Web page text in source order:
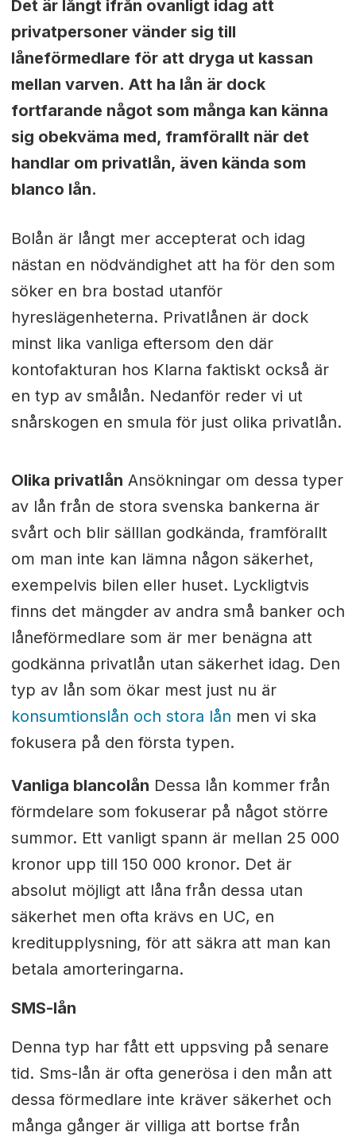
Det är långt ifrån ovanligt idag att
privatpersoner vänder sig till
låneförmedlare för att dryga ut kassan
mellan varven. Att ha lån är dock
fortfarande något som många kan känna
sig obekväma med, framförallt när det
handlar om privatlån, även kända som
blanco lån.
Bolån är långt mer accepterat och idag
nästan en nödvändighet att ha för den som
söker en bra bostad utanför
hyreslägenheterna. Privatlånen är dock
minst lika vanliga eftersom den där
kontofakturan hos Klarna faktiskt också är
en typ av smålån. Nedanför reder vi ut
snårskogen en smula för just olika privatlån.
Olika privatlån Ansökningar om dessa typer
av lån från de stora svenska bankerna är
svårt och blir sälllan godkända, framförallt
om man inte kan lämna någon säkerhet,
exempelvis bilen eller huset. Lyckligtvis
finns det mängder av andra små banker och
låneförmedlare som är mer benägna att
godkänna privatlån utan säkerhet idag. Den
typ av lån som ökar mest just nu är
konsumtionslån och stora lån men vi ska
fokusera på den första typen.
Vanliga blancolån Dessa lån kommer från
förmdelare som fokuserar på något större
summor. Ett vanligt spann är mellan 25 000
kronor upp till 150 000 kronor. Det är
absolut möjligt att låna från dessa utan
säkerhet men ofta krävs en UC, en
kreditupplysning, för att säkra att man kan
betala amorteringarna.
SMS-lån
Denna typ har fått ett uppsving på senare
tid. Sms-lån är ofta generösa i den mån att
dessa förmedlare inte kräver säkerhet och
många gånger är villiga att bortse från